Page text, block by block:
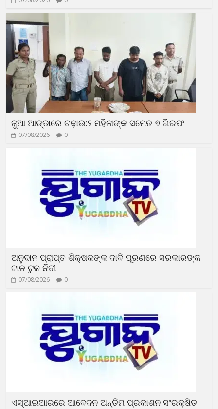
ଜୁଆ ଆଡ୍ଡାରେ ଚଢ଼ାଉ:୨ ମହିଳାଙ୍କ ସମେତ ୭ ଗିରଫ
07/08/2026 0
ଅନୁଦାନ ପ୍ରାପ୍ତ ଶିକ୍ଷକଙ୍କ ଦାବି ପୂରଣରେ ସରକାରଙ୍କ
ଟାଳ ଟୁଳ ନିତୀ
07/08/2026 0
ଏସ୍‌ଆଇଆରରେ ଆବେଦନ ଅନ୍ତିମ ପ୍ରକାଶନ ସଂରକ୍ଷିତ